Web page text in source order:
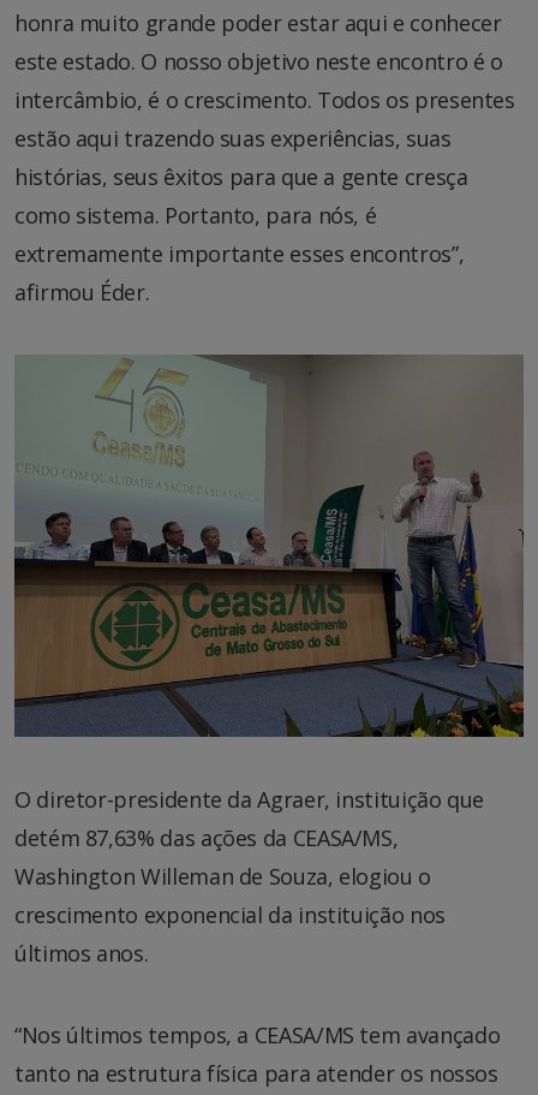
honra muito grande poder estar aqui e conhecer
este estado. O nosso objetivo neste encontro é o
intercâmbio, é o crescimento. Todos os presentes
estão aqui trazendo suas experiências, suas
histórias, seus êxitos para que a gente cresça
como sistema. Portanto, para nós, é
extremamente importante esses encontros”,
afirmou Éder.
O diretor-presidente da Agraer, instituição que
detém 87,63% das ações da CEASA/MS,
Washington Willeman de Souza, elogiou o
crescimento exponencial da instituição nos
últimos anos.
“Nos últimos tempos, a CEASA/MS tem avançado
tanto na estrutura física para atender os nossos